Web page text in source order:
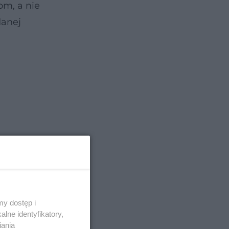
a nie
że ok.
dostęp i
identyfikatory,